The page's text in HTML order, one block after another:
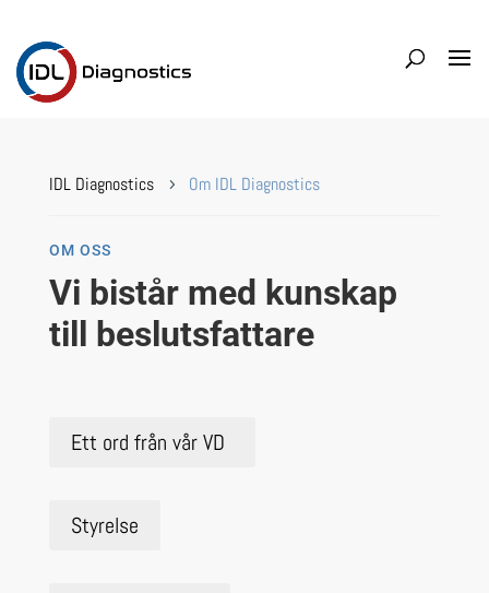
IDL Diagnostics 5 Om IDL Diagnostics
OM OSS
Vi bistår med kunskap
till beslutsfattare
Ett ord från vår VD
Styrelse